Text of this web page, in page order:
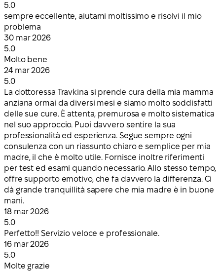
5.0
sempre eccellente, aiutami moltissimo e risolvi il mio
problema
30 mar 2026
5.0
Molto bene
24 mar 2026
5.0
La dottoressa Travkina si prende cura della mia mamma
anziana ormai da diversi mesi e siamo molto soddisfatti
delle sue cure. È attenta, premurosa e molto sistematica
nel suo approccio. Puoi davvero sentire la sua
professionalità ed esperienza. Segue sempre ogni
consulenza con un riassunto chiaro e semplice per mia
madre, il che è molto utile. Fornisce inoltre riferimenti
per test ed esami quando necessario. Allo stesso tempo,
offre supporto emotivo, che fa davvero la differenza. Ci
dà grande tranquillità sapere che mia madre è in buone
mani.
18 mar 2026
5.0
Perfetto!! Servizio veloce e professionale.
16 mar 2026
5.0
Molte grazie